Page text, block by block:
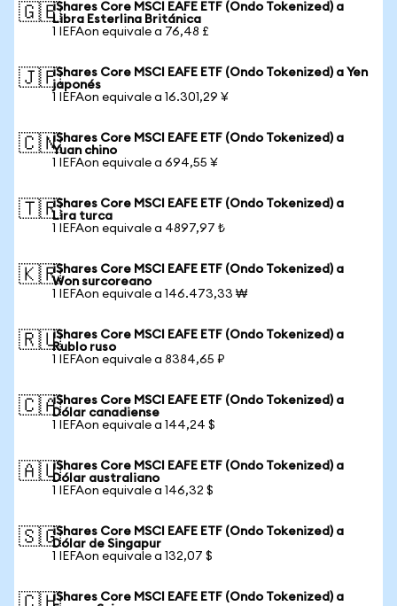
🇬🇧iShares Core MSCI EAFE ETF (Ondo Tokenized) a
Libra Esterlina Británica
1 IEFAon equivale a 76,48 £
🇯🇵iShares Core MSCI EAFE ETF (Ondo Tokenized) a Yen
japonés
1 IEFAon equivale a 16.301,29 ¥
🇨🇳iShares Core MSCI EAFE ETF (Ondo Tokenized) a
Yuan chino
1 IEFAon equivale a 694,55 ¥
🇹🇷iShares Core MSCI EAFE ETF (Ondo Tokenized) a
Lira turca
1 IEFAon equivale a 4897,97 ₺
🇰🇷iShares Core MSCI EAFE ETF (Ondo Tokenized) a
Won surcoreano
1 IEFAon equivale a 146.473,33 ₩
🇷🇺iShares Core MSCI EAFE ETF (Ondo Tokenized) a
Rublo ruso
1 IEFAon equivale a 8384,65 ₽
🇨🇦iShares Core MSCI EAFE ETF (Ondo Tokenized) a
Dólar canadiense
1 IEFAon equivale a 144,24 $
🇦🇺iShares Core MSCI EAFE ETF (Ondo Tokenized) a
Dólar australiano
1 IEFAon equivale a 146,32 $
🇸🇬iShares Core MSCI EAFE ETF (Ondo Tokenized) a
Dólar de Singapur
1 IEFAon equivale a 132,07 $
iShares Core MSCI EAFE ETF (Ondo Tokenized) a